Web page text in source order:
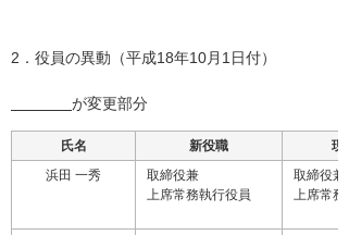
2．役員の異動（平成18年10月1日付）
が変更部分
氏名 新役職
現
浜田 一秀
取締役兼
上席常務執行役員
取締役兼
上席常務